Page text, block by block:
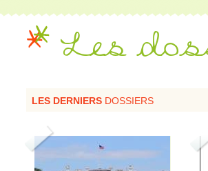
Les
LES DERNIERS DOSSIERS